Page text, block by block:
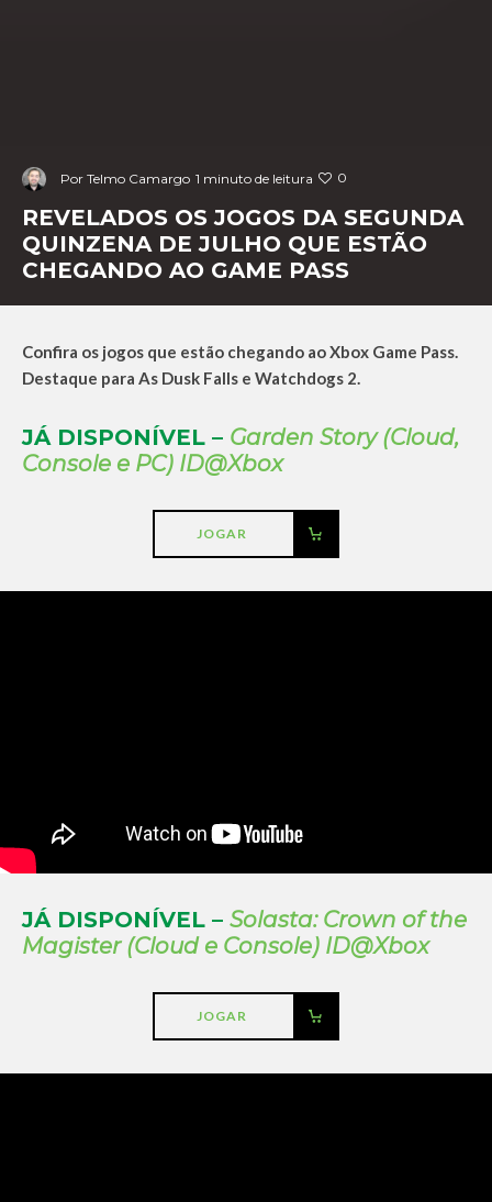
Por Telmo Camargo 1 minuto de leitura 0
REVELADOS OS JOGOS DA SEGUNDA
QUINZENA DE JULHO QUE ESTÃO
CHEGANDO AO GAME PASS
Confira os jogos que estão chegando ao Xbox Game Pass.
Destaque para As Dusk Falls e Watchdogs 2.
JÁ DISPONÍVEL – Garden Story (Cloud,
Console e PC) ID@Xbox
JOGAR
JÁ DISPONÍVEL – Solasta: Crown of the
Magister (Cloud e Console) ID@Xbox
JOGAR